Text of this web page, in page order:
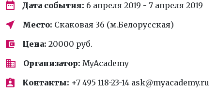
Дата события: 6 апреля 2019 - 7 апреля 2019
Место: Скаковая 36 (м.Белорусская)
Цена: 20000 руб.
Организатор: MyAcademy
Контакты: +7 495 118-23-14 ask@myacademy.ru